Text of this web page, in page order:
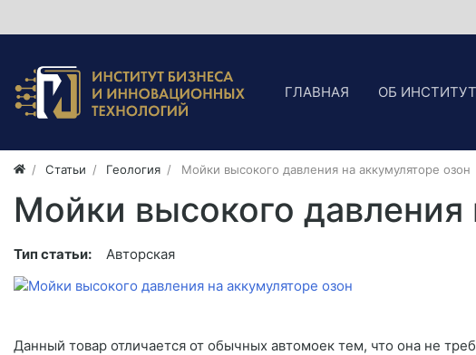
ГЛАВНАЯ ОБ
Статьи Геология Мойки высокого давления на аккумуляторе озон
Мойки высокого давления
Тип статьи: Авторская
Данный товар отличается от обычных автомоек тем, что она не